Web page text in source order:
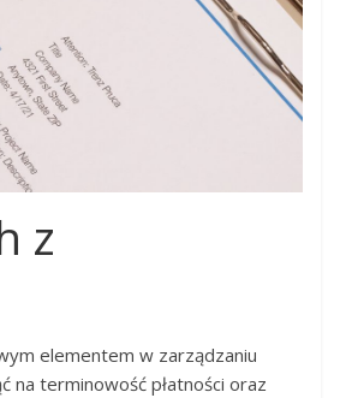
z
elementem w zarządzaniu
na terminowość płatności oraz